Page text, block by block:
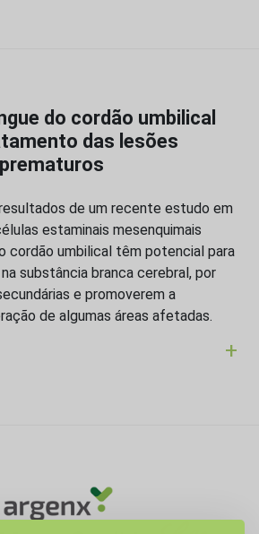
do cordão umbilical
das lesões
de um recente estudo em
estaminais mesenquimais
cordão umbilical têm potencial para
substância branca cerebral, por
e promoverem a
de algumas áreas afetadas.
+